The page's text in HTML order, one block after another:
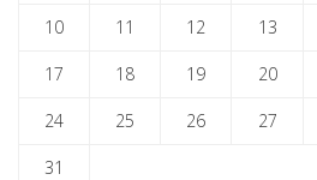
10 11 12 13
17 18 19 20
24 25 26 27
31